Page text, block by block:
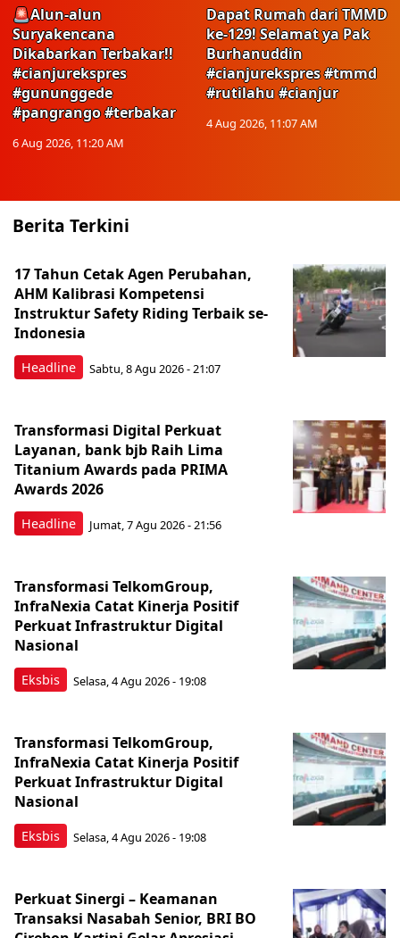
🚨Alun-alun
Suryakencana
Dikabarkan Terbakar!!
#cianjurekspres
#gununggede
#pangrango #terbakar
6 Aug 2026, 11:20 AM
Dapat Rumah dari TMMD
ke-129! Selamat ya Pak
Burhanuddin
#cianjurekspres #tmmd
#rutilahu #cianjur
4 Aug 2026, 11:07 AM
Berita Terkini
Headline
17 Tahun Cetak Agen Perubahan,
AHM Kalibrasi Kompetensi
Instruktur Safety Riding Terbaik se-
Indonesia
Sabtu, 8 Agu 2026 - 21:07
Headline
Transformasi Digital Perkuat
Layanan, bank bjb Raih Lima
Titanium Awards pada PRIMA
Awards 2026
Jumat, 7 Agu 2026 - 21:56
Eksbis
Transformasi TelkomGroup,
InfraNexia Catat Kinerja Positif
Perkuat Infrastruktur Digital
Nasional
Selasa, 4 Agu 2026 - 19:08
Eksbis
Transformasi TelkomGroup,
InfraNexia Catat Kinerja Positif
Perkuat Infrastruktur Digital
Nasional
Selasa, 4 Agu 2026 - 19:08
Perkuat Sinergi – Keamanan
Transaksi Nasabah Senior, BRI BO